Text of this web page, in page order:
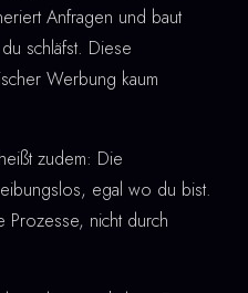
Anfragen und baut
schläfst. Diese
Werbung kaum
zudem: Die
egal wo du bist.
Prozesse, nicht durch